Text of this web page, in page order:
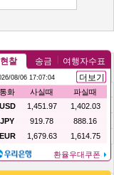
일반스프레이
미니건스프레이
초정밀건스프레이
헤어스프레이